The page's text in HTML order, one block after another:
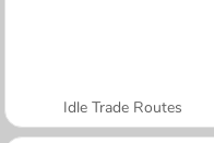
Idle Trade Routes